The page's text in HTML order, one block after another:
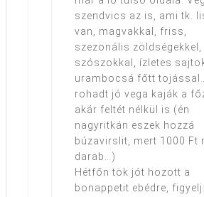
szendvics az is, ami tk.
van, magvakkal, friss,
szezonális
szószokkal, ízletes
urambocsá főtt
rohadt jó vega kaják a
akár feltét nélkül is (én
nagyritkán eszek hozzá
búzavirslit, mert 1000 Ft
darab…)
Hétfőn tök jót hozott a
bonappetit ebédre, figyelj: